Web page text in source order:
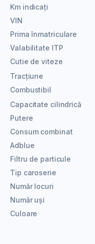
Km indicați
VIN
Prima înmatriculare
Valabilitate ITP
Cutie de viteze
Tracțiune
Combustibil
Capacitate cilindrică
Putere
Consum combinat
Adblue
Filtru de particule
Tip caroserie
Număr locuri
Număr uși
Culoare